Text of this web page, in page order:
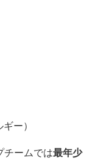
ー）
チームでは最年少